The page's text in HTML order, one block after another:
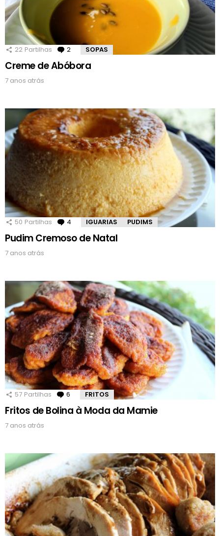
22 Partilhas 2 Comentários
SOPAS
Creme de Abóbora
7 anos atrás
50 Partilhas 4 Comentários
IGUARIAS PUDIMS
Pudim Cremoso de Natal
7 anos atrás
57 Partilhas 6 Comentários
FRITOS
Fritos de Bolina à Moda da Mamie
7 anos atrás